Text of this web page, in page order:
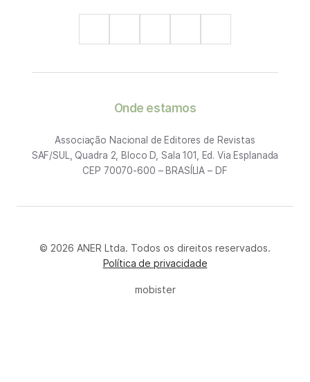
Onde estamos
Associação Nacional de Editores de Revistas
SAF/SUL, Quadra 2, Bloco D, Sala 101, Ed. Via Esplanada
CEP 70070-600 – BRASÍLIA – DF
© 2026 ANER Ltda. Todos os direitos reservados.
Política de privacidade
mobister